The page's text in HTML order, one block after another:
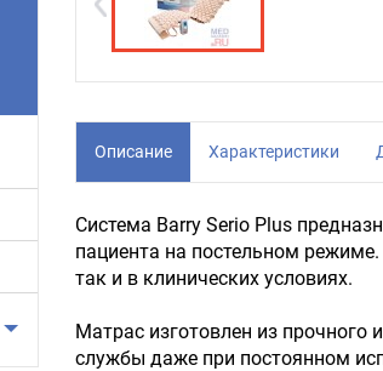
Описание Характеристики
Система Barry Serio Plus
пациента на постельном
так и в клинических условиях.
Матрас изготовлен из прочного
службы даже при постоянном